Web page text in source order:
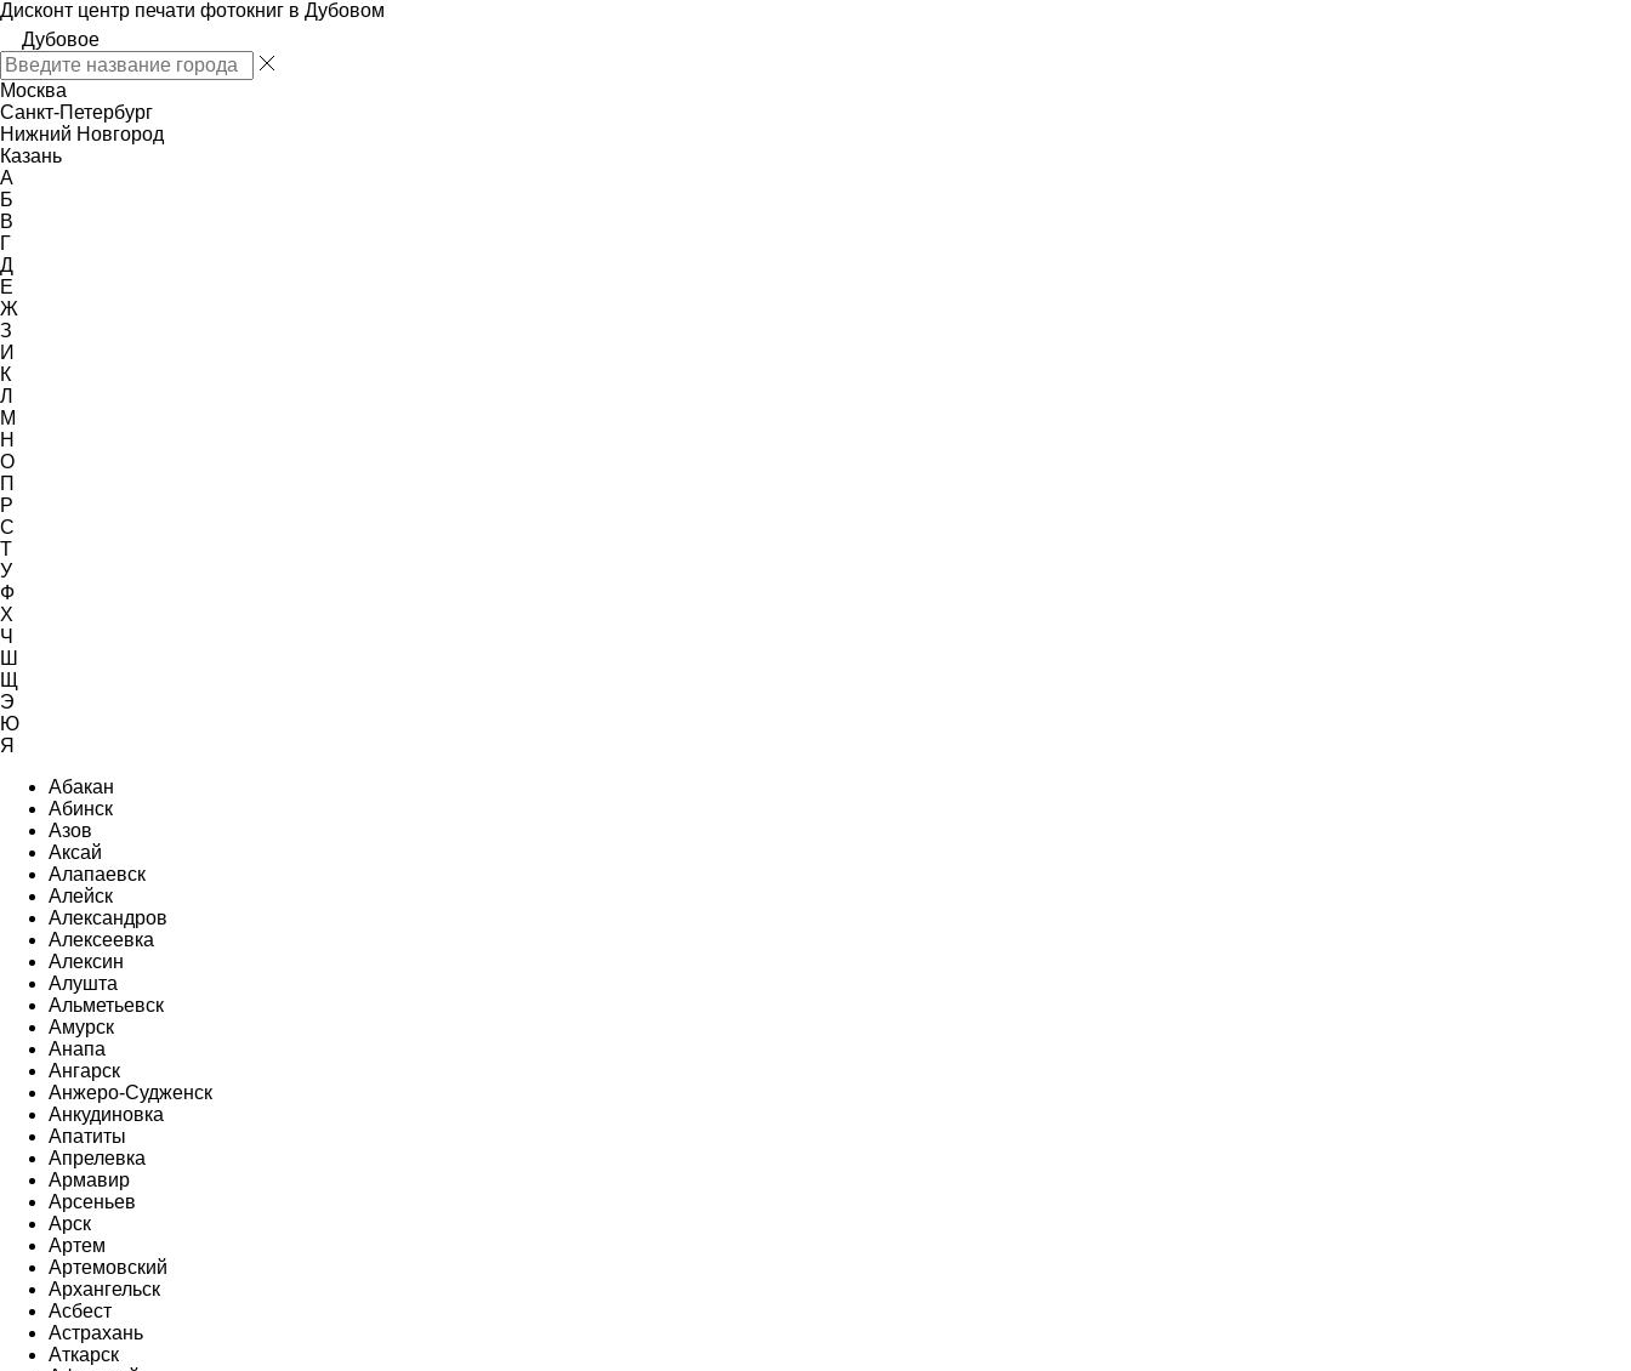
Дисконт центр печати фотокниг в Дубовом
Дубовое
Москва
Санкт-Петербург
Нижний Новгород
Казань
А
Б
В
Г
Д
Е
Ж
З
И
К
Л
М
Н
О
П
Р
С
Т
У
Ф
Х
Ч
Ш
Щ
Э
Ю
Я
Абакан
Абинск
Азов
Аксай
Алапаевск
Алейск
Александров
Алексеевка
Алексин
Алушта
Альметьевск
Амурск
Анапа
Ангарск
Анжеро-Судженск
Анкудиновка
Апатиты
Апрелевка
Армавир
Арсеньев
Арск
Артем
Артемовский
Архангельск
Асбест
Астрахань
Аткарск